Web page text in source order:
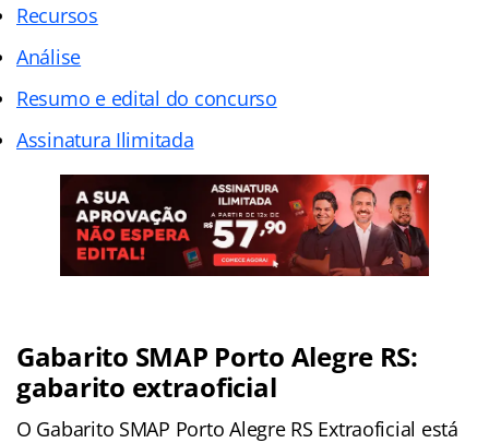
Recursos
Análise
Resumo e edital do concurso
Assinatura Ilimitada
Gabarito SMAP Porto Alegre RS:
gabarito extraoficial
O Gabarito SMAP Porto Alegre RS Extraoficial está